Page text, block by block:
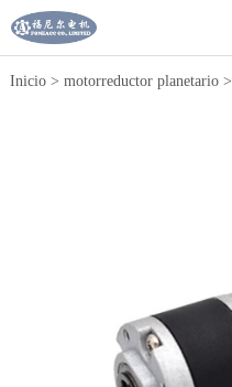
Inicio> motorreductor planetario>